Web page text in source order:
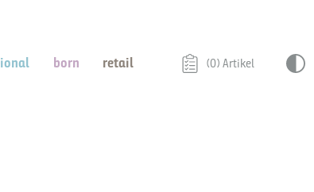
born retail (0) Artikel